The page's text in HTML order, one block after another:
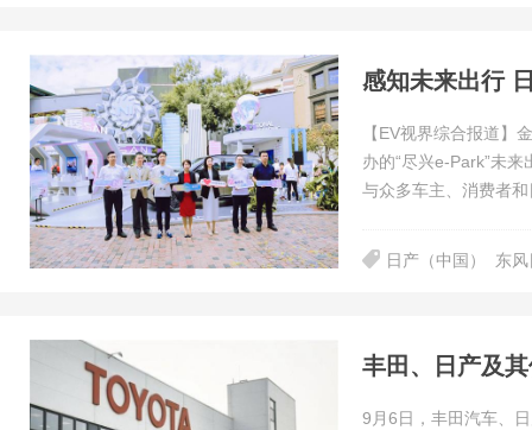
感知未来出行
【EV视界综合报道】
办的“尽兴e-Park”未
与众多车主、消费者和
日产（中国） 东
9月6日，丰田汽车、